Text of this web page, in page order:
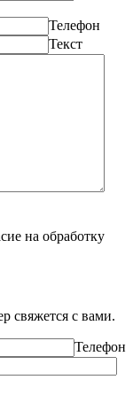
Телефон
Текст
на обработку
свяжется с вами.
Телефон